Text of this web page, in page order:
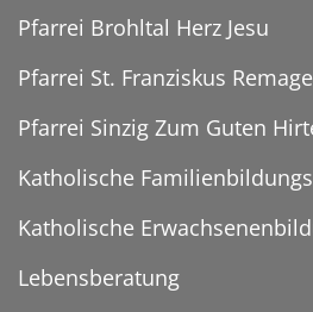
Pfarrei Brohltal Herz Jesu
Pfarrei St. Franziskus
Pfarrei Sinzig Zum Guten
Katholische
Katholische
Lebensberatung